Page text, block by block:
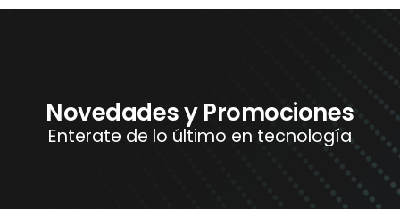
Novedades y Promociones
Enterate de lo último en tecnología